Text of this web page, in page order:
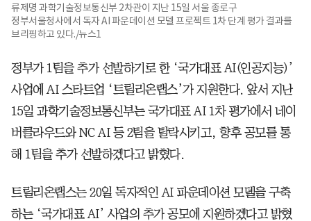
류제명 과학기술정보통신부 2차관이 지난 15일 서울 종로구
정부서울청사에서 독자 AI 파운데이션 모델 프로젝트 1차 단계 평가 결과를
브리핑하고 있다./뉴스1
정부가 1팀을 추가 선발하기로 한 ‘국가대표 AI(인공지능)’
사업에 AI 스타트업 ‘트릴리온랩스’가 지원한다. 앞서 지난
15일 과학기술정보통신부는 국가대표 AI 1차 평가에서 네이
버클라우드와 NC AI 등 2팀을 탈락시키고, 향후 공모를 통
해 1팀을 추가 선발하겠다고 밝혔다.
트릴리온랩스는 20일 독자적인 AI 파운데이션 모델을 구축
하는 ‘국가대표 AI’ 사업의 추가 공모에 지원하겠다고 밝혔